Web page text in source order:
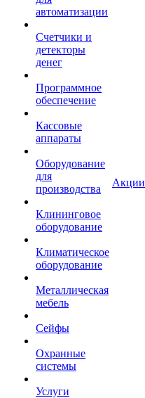
автоматизации
Счетчики и
детекторы
денег
Программное
обеспечение
Кассовые
аппараты
Оборудование
для
производства
Клининговое
оборудование
Климатическое
оборудование
Металлическая
мебель
Сейфы
Охранные
системы
Услуги
Акции